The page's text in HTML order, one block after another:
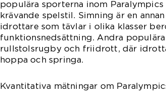
populära sporterna inom
krävande spelstil. Simning är en
idrottare som tävlar i olika klasser
funktionsnedsättning. Andra
rullstolsrugby och friidrott, där
hoppa och springa.
Kvantitativa mätningar om